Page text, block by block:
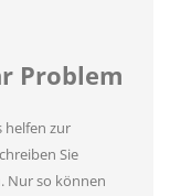
Problem
helfen zur
Sie
Nur so können